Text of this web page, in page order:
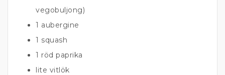
vegobuljong)
1 aubergine
1 squash
1 röd paprika
lite vitlök